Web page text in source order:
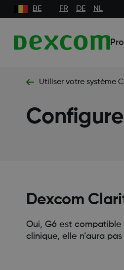
BE FR DE NL
Utiliser votre système
Dexcom
Oui, G6 est compatible
clinique, elle n’aura